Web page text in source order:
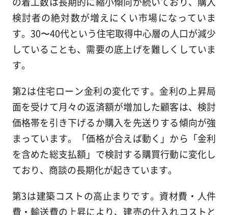
検討者の絶対数が増えにくい市場になっていま
す。30〜40代という住宅取得中心層の人口が減少
していることも、需要の底上げを難しくしていま
す。
第2は住宅ローン金利の変化です。金利の上昇局
面を受けて月々の返済額が増加した顧客は、検討
価格帯を引き下げるか購入を先送りする傾向が強
まっています。「価格が合えば動く」から「金利
を含めた総支払額」で検討する購買行動に変化し
ており、商談の長期化が起きています。
第3は建築コストの高止まりです。資材費・人件
費・輸送費の上昇により、建売の仕入れコストと